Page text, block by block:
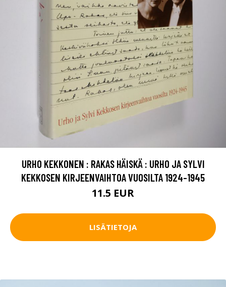
URHO KEKKONEN : RAKAS HÄISKÄ : URHO JA SYLVI
KEKKOSEN KIRJEENVAIHTOA VUOSILTA 1924-1945
11.5 EUR
LISÄTIETOJA